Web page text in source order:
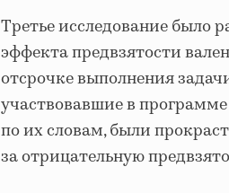
Третье исследование было
эффекта предвзятости
отсрочке выполнения
участвовавшие в
по их словам, были
за отрицательную